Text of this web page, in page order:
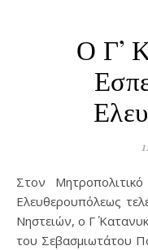
Ο Γ’
Στον Μητροπολιτικό Ιερό Ναό του Αγίου Νικολάου
Ελευθερουπόλεως
Νηστειών, ο Γ΄
του Σεβασμιωτάτου